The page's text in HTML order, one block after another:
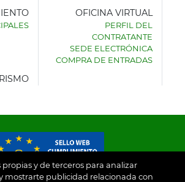
propias y de terceros para analizar
mostrarte publicidad relacionada con
OFICINA VIRTUAL
PERFIL DEL
CONTRATANTE
SEDE ELECTRÓNICA
COMPRA DE ENTRADAS